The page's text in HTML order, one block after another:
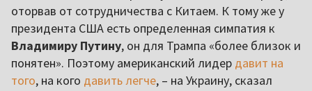
оторвав от сотрудничества с Китаем. К тому же у
президента США есть определенная симпатия к
Владимиру Путину, он для Трампа «более близок и
понятен». Поэтому американский лидер давит на
того, на кого давить легче, – на Украину, сказал